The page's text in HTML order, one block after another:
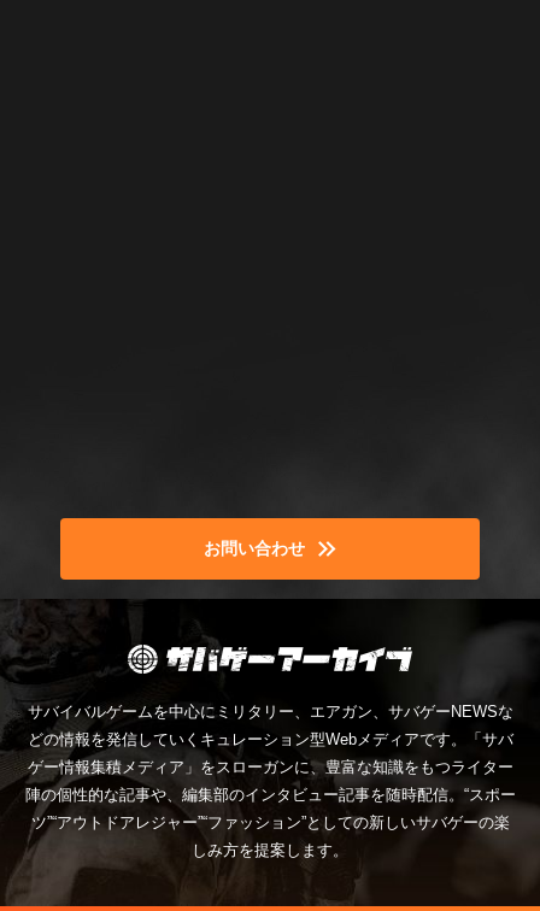
お問い合わせ
サバイバルゲームを中心にミリタリー、エアガン、サバゲーNEWSな
どの情報を発信していくキュレーション型Webメディアです。「サバ
ゲー情報集積メディア」をスローガンに、豊富な知識をもつライター
陣の個性的な記事や、編集部のインタビュー記事を随時配信。“スポー
ツ”“アウトドアレジャー”“ファッション”としての新しいサバゲーの楽
しみ方を提案します。